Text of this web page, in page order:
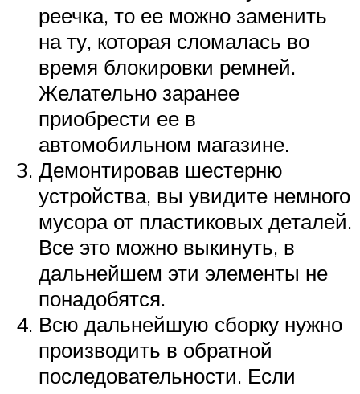
реечка, то ее можно заменить
на ту, которая сломалась во
время блокировки ремней.
Желательно заранее
приобрести ее в
автомобильном магазине.
Демонтировав шестерню
устройства, вы увидите немного
мусора от пластиковых деталей.
Все это можно выкинуть, в
дальнейшем эти элементы не
понадобятся.
Всю дальнейшую сборку нужно
производить в обратной
последовательности. Если